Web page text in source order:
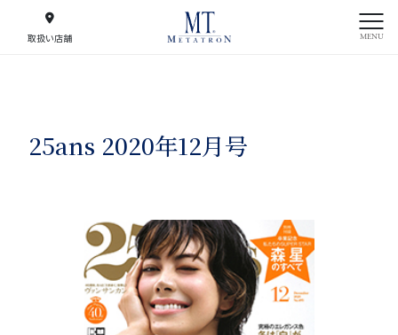
取扱い店舗 MENU
25ans 2020年12月号